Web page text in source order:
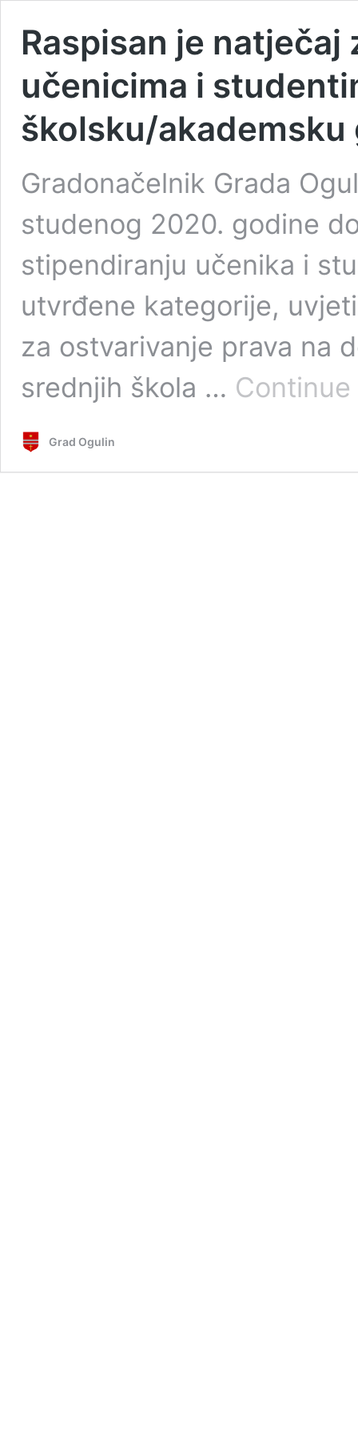
Raspisan je
učenicima i
školsku/
Gradonačelnik Grada
studenog 2020. godine
stipendiranju učenika i
utvrđene kategorije,
za ostvarivanje prava na
srednjih škola …
Grad Ogulin